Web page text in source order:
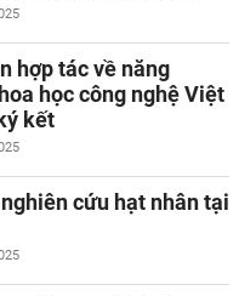
hợp tác về năng
học công nghệ Việt
kết
cứu hạt nhân tại